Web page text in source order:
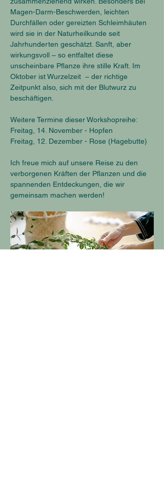
Magen-Darm-Beschwerden, leichten
Durchfällen oder gereizten Schleimhäuten
wird sie in der Naturheilkunde seit
Jahrhunderten geschätzt. Sanft, aber
wirkungsvoll – so entfaltet diese
unscheinbare Pflanze ihre stille Kraft. Im
Oktober ist Wurzelzeit  – der richtige
Zeitpunkt also, sich mit der Blutwurz zu
beschäftigen.
Weitere Termine dieser Workshopreihe:
Freitag, 14. November - Hopfen
Freitag, 12. Dezember - Rose (Hagebutte)
Ich freue mich auf unsere Reise zu den
verborgenen Kräften der Pflanzen und die
spannenden Entdeckungen, die wir
gemeinsam machen werden!